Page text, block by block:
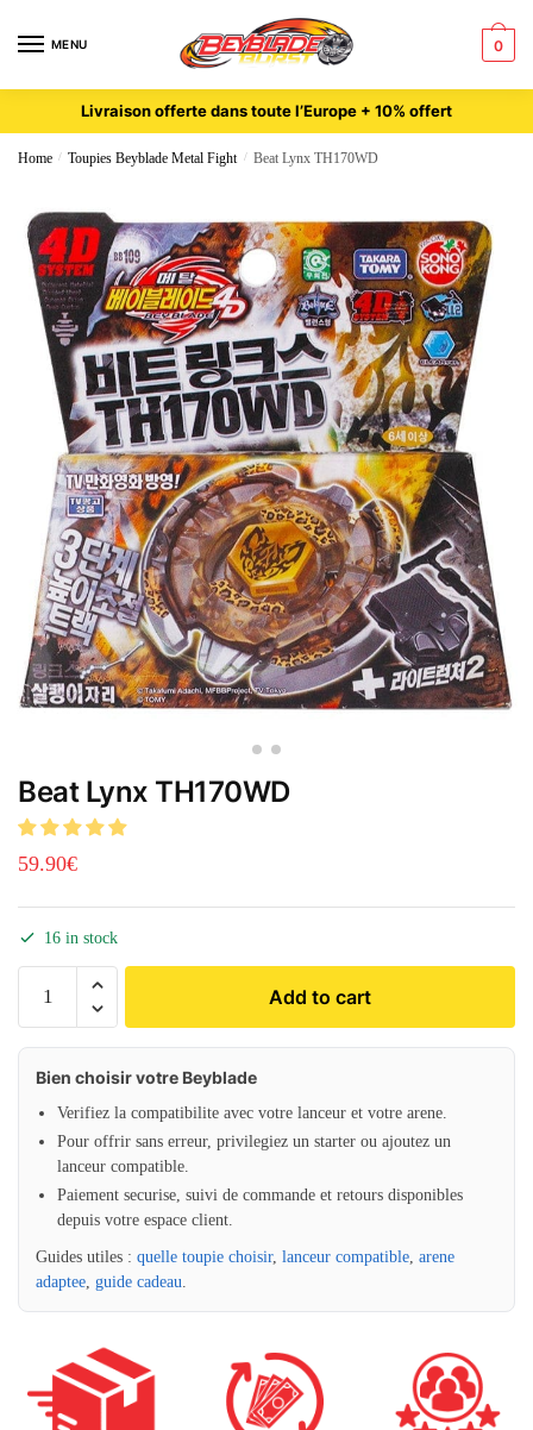
MENU 0
Livraison offerte dans toute l’Europe + 10% offert
Home / Toupies Beyblade Metal Fight / Beat Lynx TH170WD
Beat Lynx TH170WD
59.90€
16 in stock
Add to cart
Bien choisir votre Beyblade
Verifiez la compatibilite avec votre lanceur et votre arene.
Pour offrir sans erreur, privilegiez un starter ou ajoutez un
lanceur compatible.
Paiement securise, suivi de commande et retours disponibles
depuis votre espace client.
Guides utiles : quelle toupie choisir, lanceur compatible arene
adaptee guide cadeau